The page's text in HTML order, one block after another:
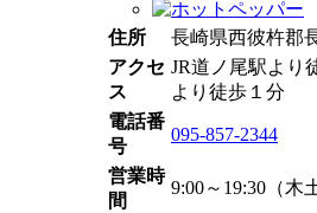
住所
長崎県西彼杵郡
アクセ
ス
JR道ノ尾駅より
より徒歩１分
電話番
号
095-857-2344
営業時
間
9:00～19:30（木